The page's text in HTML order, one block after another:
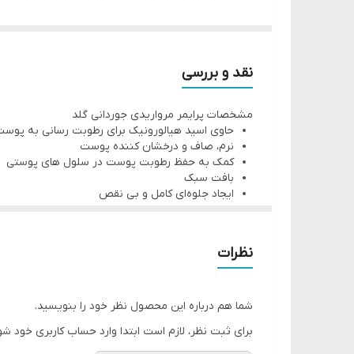
حاوی اسید هیالورونیک برای رطوبت رسانی به پوست
نرم، صاف و درخشان کننده پوست
کمک به حفظ رطوبت پوست در سلول های پوستی
بافت سبک
ایجاد جلوه‌ای کامل و بی نقص
حجم: 30 میلی لیتر
نقد و بررسی
مشخصات پرایمر مرواریدی جوردانی گلد
حاوی اسید هیالورونیک برای رطوبت رسانی به
نرم، صاف و درخشان کننده پوست
کمک به حفظ رطوبت پوست در سلول های پوستی
بافت سبک
ایجاد جلوه‌ای کامل و بی نقص
نظرات
شما هم درباره این محصول نظر خود را بنویسید.
برای ثبت نظر، لازم است ابتدا وارد حساب کاربری خود